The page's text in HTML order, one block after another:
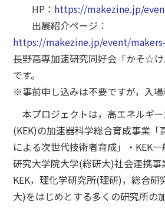
HP： https://makezine.jp/
出展紹介ページ：
https://makezine.jp/event/
長野高専加速研究同好会「かそ☆
です。
※事前申し込みは不要ですが，入場
本プロジェクトは，高エネルギ
(KEK)の加速器科学総合育成事業「
による次世代技術者育成」・KEK
研究大学院大学(総研大)社会連携事
KEK，理化学研究所(理研)，総合研
大)をはじめとする多くの研究所の